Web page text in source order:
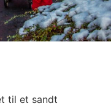
til et sandt